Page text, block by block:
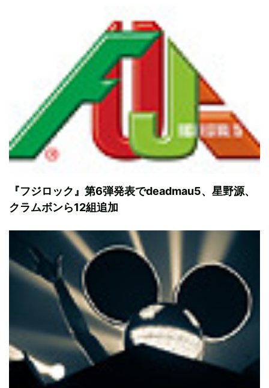
『フジロック』第6弾発表でdeadmau5、星野源、
クラムボンら12組追加